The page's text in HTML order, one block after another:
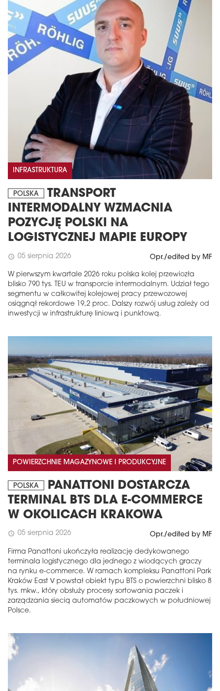
INFRASTRUKTURA
POLSKA
TRANSPORT
INTERMODALNY WZMACNIA
POZYCJĘ POLSKI NA
LOGISTYCZNEJ MAPIE EUROPY
schedule 05 sierpnia 2026 Opr./edited by MF
W pierwszym kwartale 2026 roku polska kolej przewiozła
blisko 790 tys. TEU w transporcie intermodalnym. Udział tego
segmentu w całkowitej kolejowej pracy przewozowej
osiągnął rekordowe 19,2 proc. Dalszy rozwój usług zależy od
inwestycji w infrastrukturę liniową i punktową.
POWIERZCHNIE MAGAZYNOWE I PRODUKCYJNE
POLSKA
PANATTONI DOSTARCZA
TERMINAL BTS DLA E-COMMERCE
W OKOLICACH KRAKOWA
schedule 05 sierpnia 2026 Opr./edited by MF
Firma Panattoni ukończyła realizację dedykowanego
terminala logistycznego dla jednego z wiodących graczy
na rynku e-commerce. W ramach kompleksu Panattoni Park
Kraków East V powstał obiekt typu BTS o powierzchni blisko 8
tys. mkw., który obsłuży procesy sortowania paczek i
zarządzania siecią automatów paczkowych w południowej
Polsce.